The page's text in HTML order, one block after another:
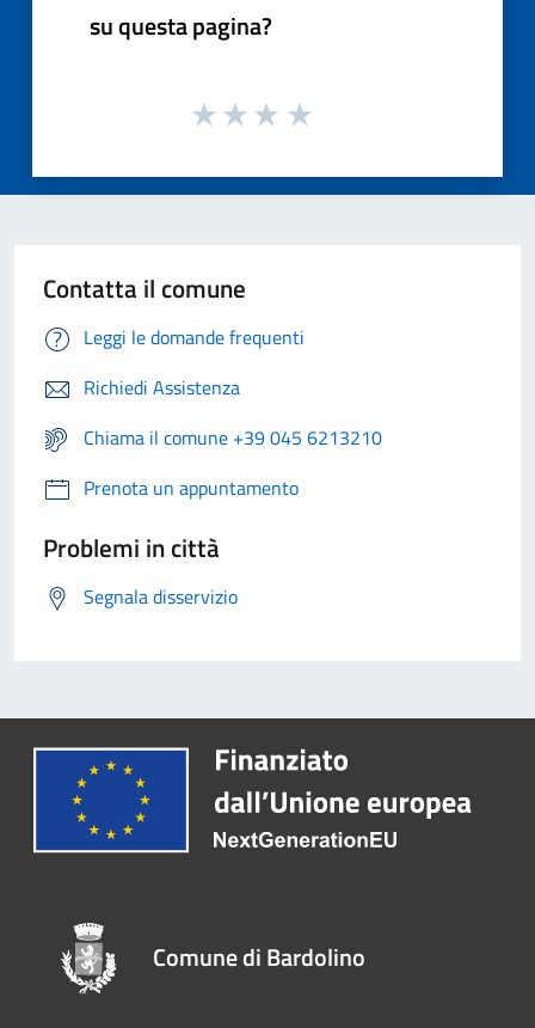
su questa pagina?
Contatta il comune
Leggi le domande frequenti
Richiedi Assistenza
Chiama il comune +39 045 6213210
Prenota un appuntamento
Problemi in città
Segnala disservizio
Comune di Bardolino